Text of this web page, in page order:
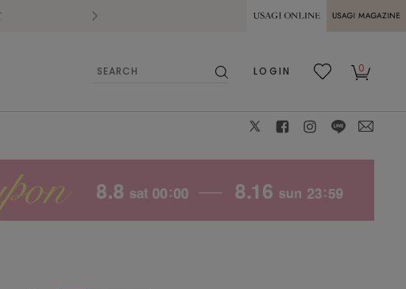
熊本県熊本地方を震源とする地震の影響に
MAGAZINE
LOGIN
0